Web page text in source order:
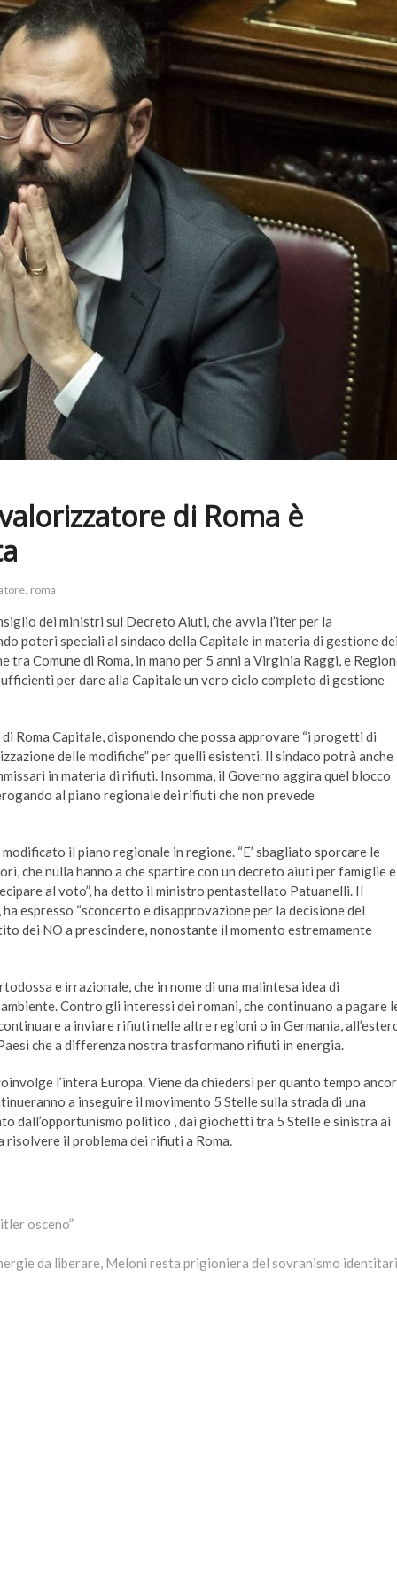
di Roma è
roma
dei ministri sul Decreto Aiuti, che avvia l’iter per la
poteri speciali al sindaco della Capitale in materia di gestione
Comune di Roma, in mano per 5 anni a Virginia Raggi, e
per dare alla Capitale un vero ciclo completo di gestione
Roma Capitale, disponendo che possa approvare “i progetti di
delle modifiche” per quelli esistenti. Il sindaco potrà anche
in materia di rifiuti. Insomma, il Governo aggira quel blocco
al piano regionale dei rifiuti che non prevede
il piano regionale in regione. “E’ sbagliato sporcare le
che nulla hanno a che spartire con un decreto aiuti per famiglie e
al voto”, ha detto il ministro pentastellato Patuanelli. Il
espresso “sconcerto e disapprovazione per la decisione del
dei NO a prescindere, nonostante il momento estremamente
e irrazionale, che in nome di una malintesa idea di
Contro gli interessi dei romani, che continuano a pagare
a inviare rifiuti nelle altre regioni o in Germania,
che a differenza nostra trasformano rifiuti in energia.
l’intera Europa. Viene da chiedersi per quanto tempo
a inseguire il movimento 5 Stelle sulla strada di una
dall’opportunismo politico , dai giochetti tra 5 Stelle e sinistra ai
risolvere il problema dei rifiuti a Roma.
osceno”
da liberare, Meloni resta prigioniera del sovranismo